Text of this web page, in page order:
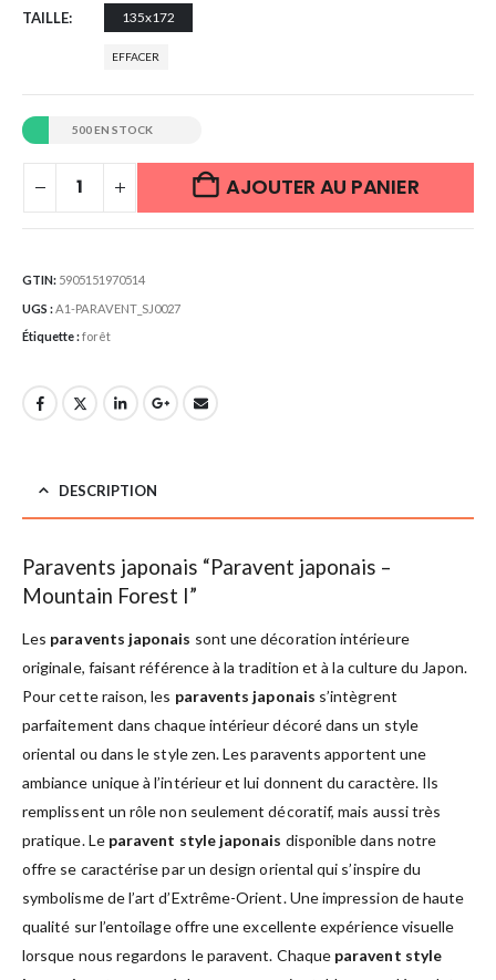
TAILLE 135x172
EFFACER
500 EN STOCK
AJOUTER AU PANIER
GTIN: 5905151970514
UGS :A1-PARAVENT_SJ0027
Étiquette :forêt
DESCRIPTION
Paravents japonais “Paravent japonais –
Mountain Forest I”
Les paravents japonais sont une décoration intérieure
originale, faisant référence à la tradition et à la culture du Japon.
Pour cette raison, les paravents japonais s’intègrent
parfaitement dans chaque intérieur décoré dans un style
oriental ou dans le style zen. Les paravents apportent une
ambiance unique à l’intérieur et lui donnent du caractère. Ils
remplissent un rôle non seulement décoratif, mais aussi très
pratique. Le paravent style japonais disponible dans notre
offre se caractérise par un design oriental qui s’inspire du
symbolisme de l’art d’Extrême-Orient. Une impression de haute
qualité sur l’entoilage offre une excellente expérience visuelle
lorsque nous regardons le paravent. Chaque paravent style